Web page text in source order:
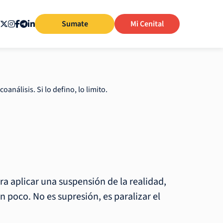
Sumate Mi Cenital
Si lo defino, lo limito.
aplicar una suspensión de la realidad,
poco. No es supresión, es paralizar el